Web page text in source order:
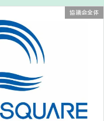
協議会全体